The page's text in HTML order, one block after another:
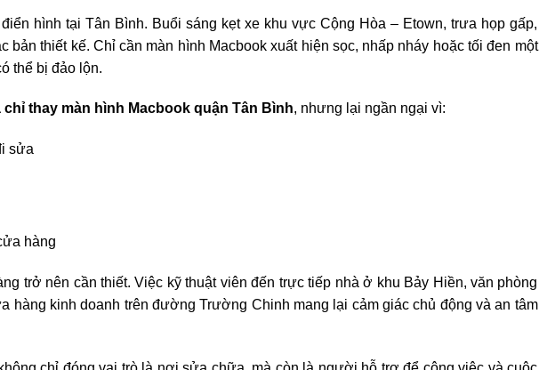
hình tại Tân Bình. Buổi sáng kẹt xe khu vực Cộng Hòa – Etown, trưa họp gấp,
bản thiết kế. Chỉ cần màn hình Macbook xuất hiện sọc, nhấp nháy hoặc tối đen một
thể bị đảo lộn.
chỉ thay màn hình Macbook quận Tân Bình, nhưng lại ngần ngại vì:
sửa
hàng
trở nên cần thiết. Việc kỹ thuật viên đến trực tiếp nhà ở khu Bảy Hiền, văn phòng
hàng kinh doanh trên đường Trường Chinh mang lại cảm giác chủ động và an tâm